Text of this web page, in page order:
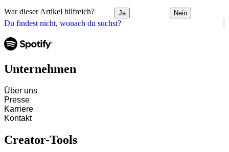
Du findest nicht, wonach du suchst?
War dieser Artikel hilfreich? Ja Nein
Unternehmen
Über uns
Presse
Karriere
Kontakt
Creator-Tools